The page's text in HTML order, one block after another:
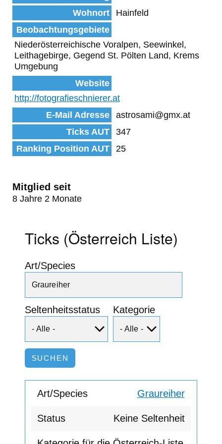
Wohnort
Hainfeld
Beobachtungsgebiete
Niederösterreichische Voralpen, Seewinkel,
Leithagebirge, Gegend St. Pölten Land, Krems
Umgebung
Website
http://fotografieschnierer.at
E-Mail Adresse
astrosami@gmx.at
Ticks AUT
347
Ranking Position AUT
25
Mitglied seit
8 Jahre 2 Monate
Ticks (Österreich Liste)
Art/Species
Seltenheitsstatus Kategorie
Graureiher
Keine Seltenheit